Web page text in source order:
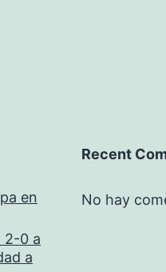
en
2-0 a
a
Recent
No hay